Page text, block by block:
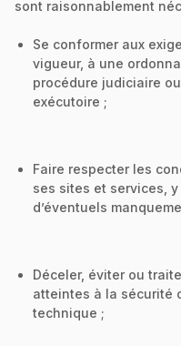
sont raisonnablement
Se conformer aux
vigueur, à une
procédure judiciaire
exécutoire ;
Faire respecter les
ses sites et services,
d’éventuels
Déceler, éviter ou
atteintes à la sécurité
technique ;